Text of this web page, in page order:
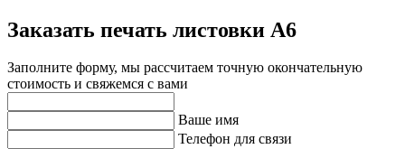
Заказать печать листовки А6
Заполните форму, мы рассчитаем точную окончательную
стоимость и свяжемся с вами
Ваше имя
Телефон для связи